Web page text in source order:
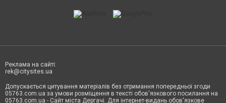
Реклама на сайті:
rek@citysites.ua
Допускається цитування матеріалів без отримання попередньої згоди
05763.com.ua за умови розміщення в тексті обов'язкового посилання на
05763.com.ua - Сайт міста Дергачі. Для інтернет-видань обов'язкове